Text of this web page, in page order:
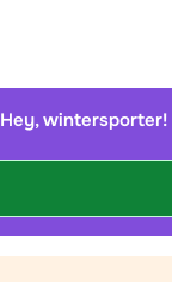
Hey, wintersporter!